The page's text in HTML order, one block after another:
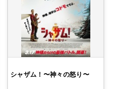
シャザム！〜神々の怒り〜